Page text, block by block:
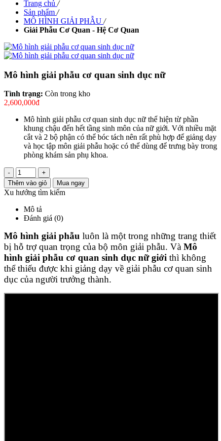
Trang chủ /
Sản phẩm /
MÔ HÌNH GIẢI PHẪU /
Giải Phẫu Cơ Quan - Hệ Cơ Quan
Mô hình giải phẫu cơ quan sinh dục nữ
Tình trạng: Còn trong kho
2,600,000đ
Mô hình giải phẫu cơ quan sinh dục nữ thể hiện từ phần
khung chậu đến hết tầng sinh môn của nữ giới. Với nhiều mặt
cắt và 2 bộ phận có thể bóc tách nên rất phù hợp để giảng dạy
và học tập môn giải phẫu hoặc có thể dùng để trưng bày trong
phòng khám sản phụ khoa.
-
+
Thêm vào giỏ
Mua ngay
Xu hướng tìm kiếm
Mô tả
Đánh giá (0)
Mô hình giải phẫu luôn là một trong những trang thiết
bị hỗ trợ quan trọng của bộ môn giải phẫu. Và Mô
hình giải phẫu cơ quan sinh dục nữ giới thì không
thể thiếu được khi giảng dạy về giải phẫu cơ quan sinh
dục của người trưởng thành.